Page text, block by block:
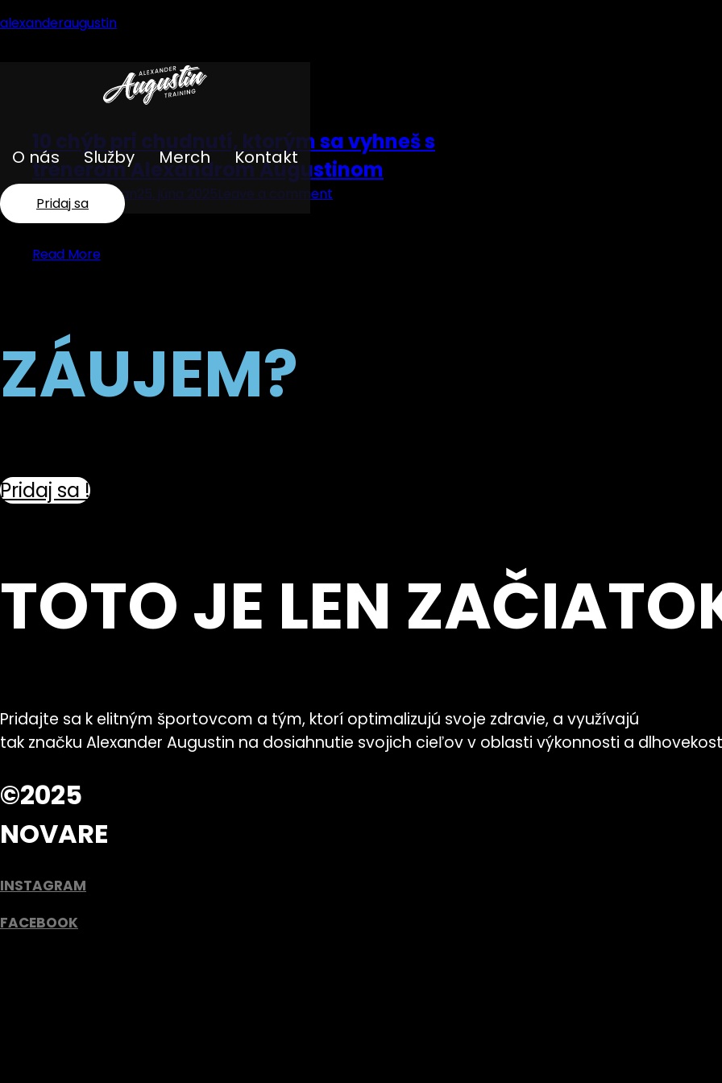
alexanderaugustin
O nás Služby Merch Kontakt
Pridaj sa
Značka:silové tréningy
10 chýb pri chudnutí, ktorým sa vyhneš s
trénerom Alexandrom Augustinom
Radovan Skokan25. júna 2025Leave a comment
10 chýb pri chudnutí, ktorým sa vyhneš s trénerom Alexandrom
Read More
ZÁUJEM?
Pridaj sa !
TOTO JE LEN
Pridajte sa k elitným športovcom a tým, ktorí optimalizujú svoje zdravie, a využívajú
tak značku Alexander Augustin na dosiahnutie svojich cieľov v oblasti výkonnosti a
©2025
NOVARE
INSTAGRAM
FACEBOOK